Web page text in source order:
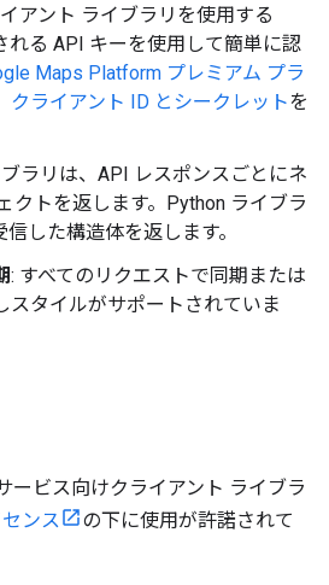
アント ライブラリを使用する
れる API キーを使用して簡単に認
Maps Platform プレミアム プラ
クライアント ID とシークレットを
ラリは、API レスポンスごとにネ
クトを返します。Python ライブラ
した構造体を返します。
: すべてのリクエストで同期または
スタイルがサポートされていま
ービス向けクライアント ライブラ
ンス
の下に使用が許諾されて